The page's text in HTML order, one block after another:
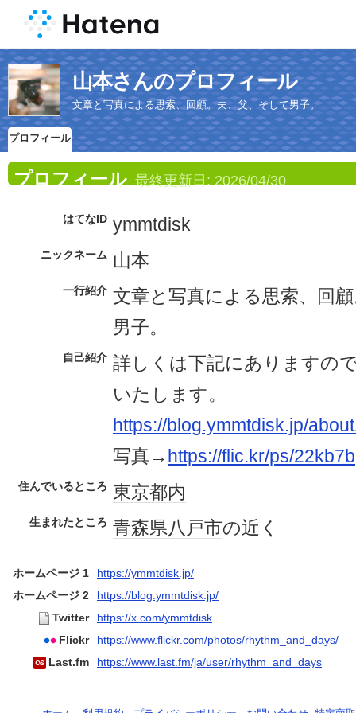
山本さんのプロフィール
文章と写真による思索、回顧。夫、父、そして男子。
プロフィール
プロフィール 最終更新日: 2026/04/30
はてなID ymmtdisk
ニックネーム 山本
一行紹介 文章と写真による思索、回
男子。
自己紹介 詳しくは下記にありますの
いたします。
https://blog.ymmtdisk.jp/
写真→ https://flic.kr/ps/22kb7b
住んでいるところ 東京都内
生まれたところ 青森県八戸市の近く
ホームページ 1
https://ymmtdisk.jp/
ホームページ 2
https://blog.ymmtdisk.jp/
Twitter
https://x.com/ymmtdisk
Flickr
https://www.flickr.com/photos/rhythm_and_days/
Last.fm
https://www.last.fm/ja/user/rhythm_and_days